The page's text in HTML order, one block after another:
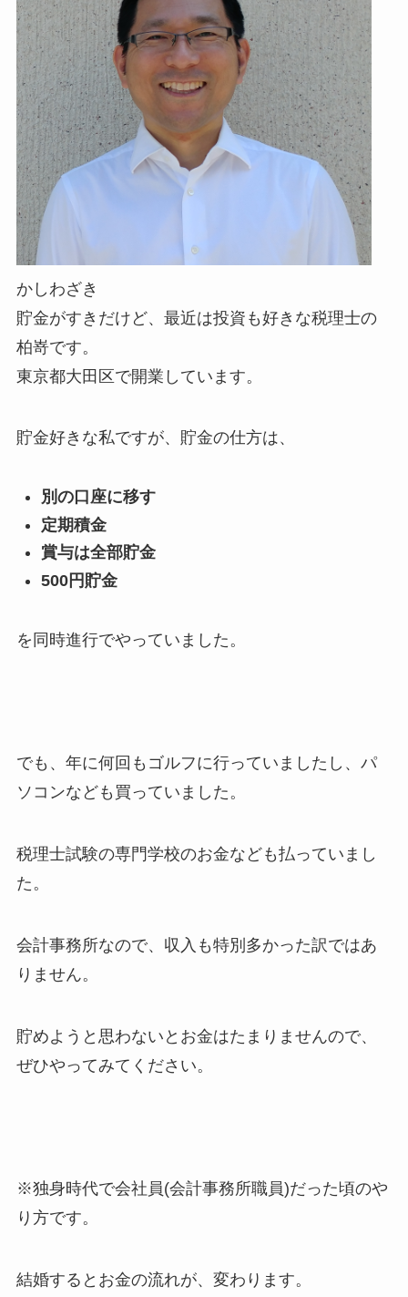
かしわざき
貯金がすきだけど、最近は投資も好きな税理士の
柏嵜です。
東京都大田区で開業しています。
貯金好きな私ですが、貯金の仕方は、
別の口座に移す
定期積金
賞与は全部貯金
500円貯金
を同時進行でやっていました。
でも、年に何回もゴルフに行っていましたし、パ
ソコンなども買っていました。
税理士試験の専門学校のお金なども払っていまし
た。
会計事務所なので、収入も特別多かった訳ではあ
りません。
貯めようと思わないとお金はたまりませんので、
ぜひやってみてください。
※独身時代で会社員(会計事務所職員)だった頃のや
り方です。
結婚するとお金の流れが、変わります。